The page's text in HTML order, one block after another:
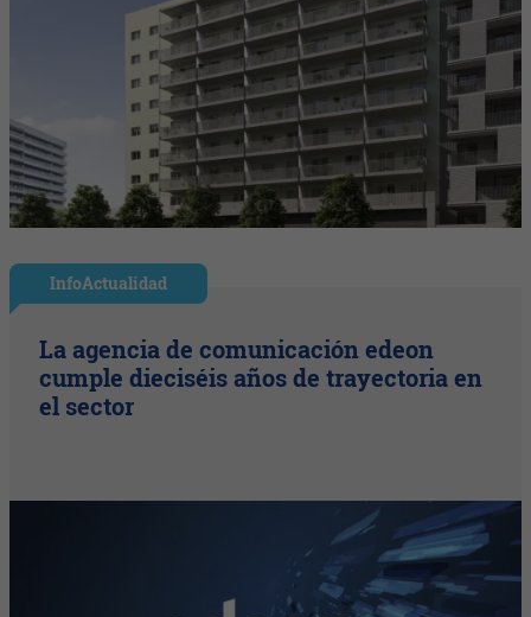
InfoActualidad
La agencia de comunicación edeon
cumple dieciséis años de trayectoria en
el sector